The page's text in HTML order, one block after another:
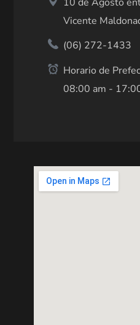
Vicente
(06) 272-1433
Horario de
08:00 am -